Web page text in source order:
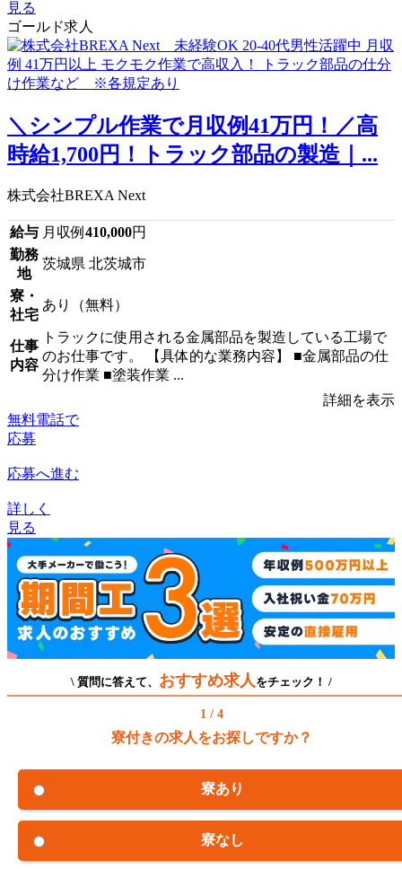
見る
ゴールド求人
＼シンプル作業で月収例41万円！／高
時給1,700円！トラック部品の製造｜...
株式会社BREXA Next
給与 月収例 410,000円
勤務
地
茨城県 北茨城市
寮・
社宅
あり（無料）
仕事
内容
トラックに使用される金属部品を製造している工場で
のお仕事です。 【具体的な業務内容】 ■金属部品の仕
分け作業 ■塗装作業 ...
詳細を表示
無料電話で
応募
応募へ進む
詳しく
見る
\ 質問に答えて、 おすすめ求人 をチェック！ /
1 / 4
寮付きの求人をお探しですか？
寮あり
寮なし